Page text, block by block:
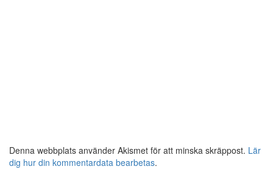
Denna webbplats använder Akismet för att minska skräppost. Lär
dig hur din kommentardata bearbetas.